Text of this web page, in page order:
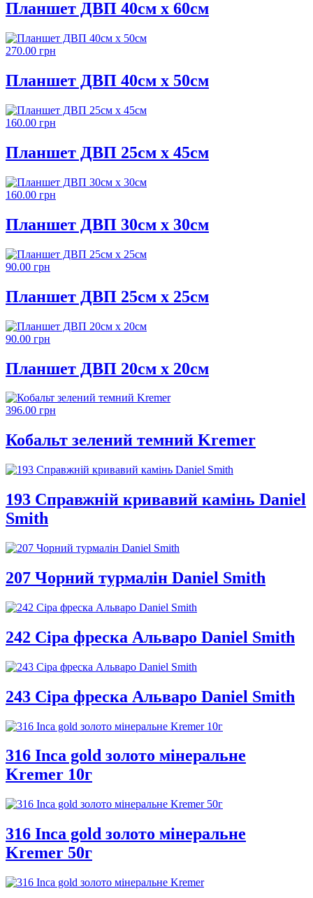
Планшет ДВП 40см х 60см
270.00 грн
Планшет ДВП 40см х 50см
160.00 грн
Планшет ДВП 25см х 45см
160.00 грн
Планшет ДВП 30см х 30см
90.00 грн
Планшет ДВП 25см х 25см
90.00 грн
Планшет ДВП 20см х 20см
396.00 грн
Кобальт зелений темний Kremer
193 Справжній кривавий камінь Daniel
Smith
207 Чорний турмалін Daniel Smith
242 Сіра фреска Альваро Daniel Smith
243 Сіра фреска Альваро Daniel Smith
316 Inca gold золото мінеральне
Kremer 10г
316 Inca gold золото мінеральне
Kremer 50г